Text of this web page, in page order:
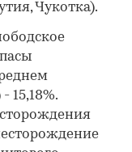
Чукотка).
15,18%.